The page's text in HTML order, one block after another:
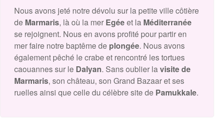
Nous avons jeté notre dévolu sur la petite ville côtière
de Marmaris, là où la mer Egéeet la Méditerranée
se rejoignent. Nous en avons profité pour partir en
mer faire notre baptême de plongée. Nous avons
également pêché le crabe et rencontré les tortues
caouannes sur le Dalyan. Sans oublier lavisite de
Marmaris, son château, son Grand Bazaar et ses
ruelles ainsi que celle du célèbre site de Pamukkale.